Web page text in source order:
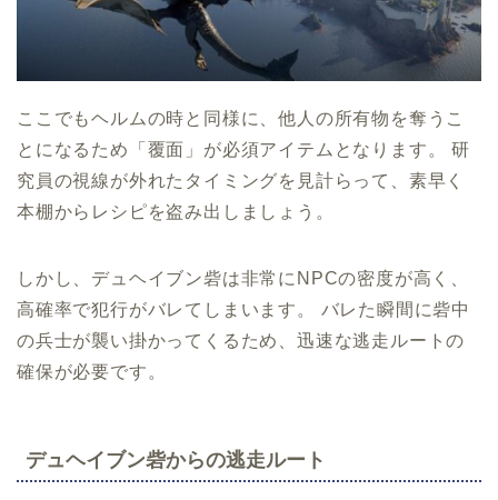
ここでもヘルムの時と同様に、他人の所有物を奪うこ
とになるため「覆面」が必須アイテムとなります。 研
究員の視線が外れたタイミングを見計らって、素早く
本棚からレシピを盗み出しましょう。
しかし、デュヘイブン砦は非常にNPCの密度が高く、
高確率で犯行がバレてしまいます。 バレた瞬間に砦中
の兵士が襲い掛かってくるため、迅速な逃走ルートの
確保が必要です。
デュヘイブン砦からの逃走ルート